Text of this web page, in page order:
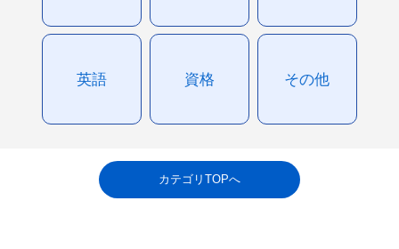
英語 資格 その他
カテゴリTOPへ